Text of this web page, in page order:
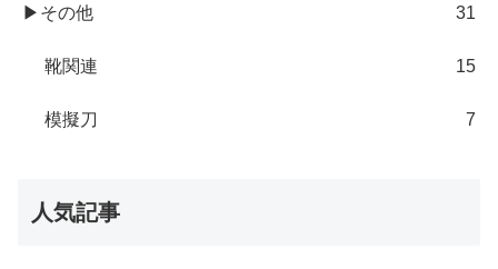
▶その他 31
靴関連 15
模擬刀 7
人気記事